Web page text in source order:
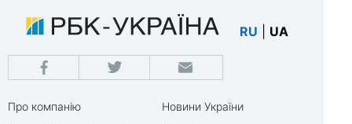
RU UA
Про компанію
Новини України